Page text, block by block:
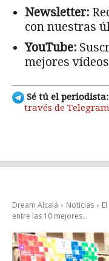
Newsletter:
con nuestras
YouTube:
mejores
Sé tú el periodista:
través de Telegram